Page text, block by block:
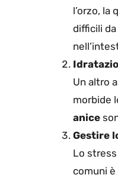
l’orzo, la
difficili
Un altro
morbide
anice
Gestire
Lo
comuni